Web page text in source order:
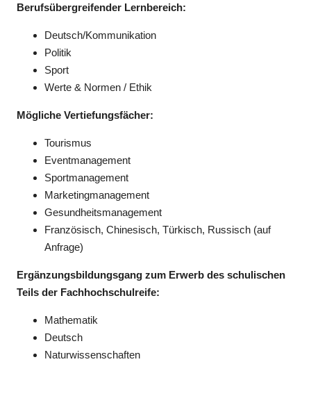
Berufsübergreifender Lernbereich:
Deutsch/Kommunikation
Politik
Sport
Werte & Normen / Ethik
Mögliche Vertiefungsfächer:
Tourismus
Eventmanagement
Sportmanagement
Marketingmanagement
Gesundheitsmanagement
Französisch, Chinesisch, Türkisch, Russisch (auf
Anfrage)
Ergänzungsbildungsgang zum Erwerb des schulischen
Teils der Fachhochschulreife:
Mathematik
Deutsch
Naturwissenschaften